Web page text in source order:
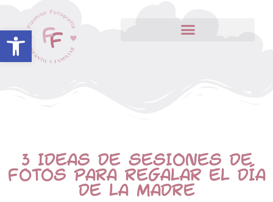
Abrir barra de herramientas
3 IDEAS DE SESIONES DE
FOTOS PARA REGALAR EL DÍA
DE LA MADRE